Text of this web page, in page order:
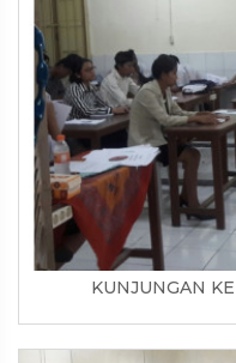
KUNJUNGAN